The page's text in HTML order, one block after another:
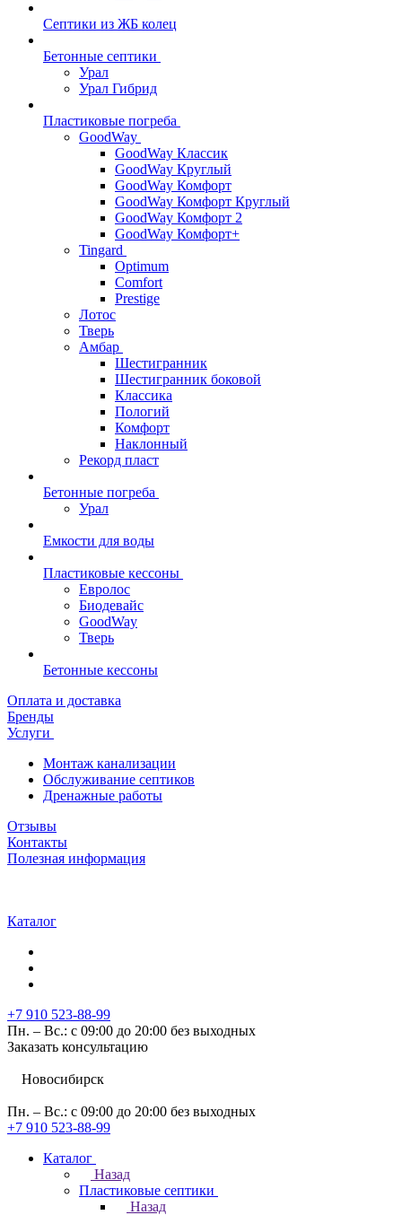
Септики из ЖБ колец
Бетонные септики
Урал
Урал Гибрид
Пластиковые погреба
GoodWay
GoodWay Классик
GoodWay Круглый
GoodWay Комфорт
GoodWay Комфорт Круглый
GoodWay Комфорт 2
GoodWay Комфорт+
Tingard
Optimum
Comfort
Prestige
Лотос
Тверь
Амбар
Шестигранник
Шестигранник боковой
Классика
Пологий
Комфорт
Наклонный
Рекорд пласт
Бетонные погреба
Урал
Емкости для воды
Пластиковые кессоны
Евролос
Биодевайс
GoodWay
Тверь
Бетонные кессоны
Оплата и доставка
Бренды
Услуги
Монтаж канализации
Обслуживание септиков
Дренажные работы
Отзывы
Контакты
Полезная информация
Каталог
+7 910 523-88-99
Пн. – Вс.: с 09:00 до 20:00 без выходных
Заказать консультацию
Новосибирск
Пн. – Вс.: с 09:00 до 20:00 без выходных
+7 910 523-88-99
Каталог
Назад
Пластиковые септики
Назад